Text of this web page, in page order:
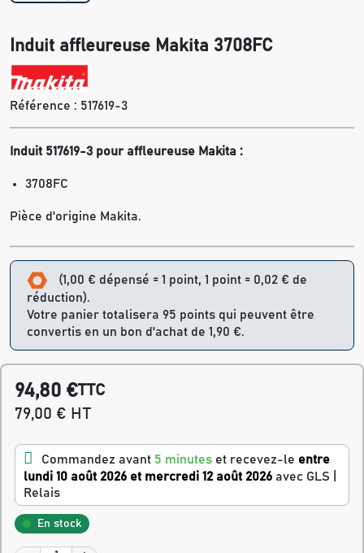
Induit affleureuse Makita 3708FC
Référence : 517619-3
Induit 517619-3 pour affleureuse Makita :
3708FC
Pièce d'origine Makita.
(1,00 € dépensé = 1 point, 1 point = 0,02 € de
réduction).
Votre panier totalisera 95 points qui peuvent être
convertis en un bon d'achat de 1,90 €.
94,80 €TTC
79,00 € HT
Commandez avant 5 minutes et recevez-le entre
lundi 10 août 2026 et mercredi 12 août 2026 avec GLS |
Relais
En stock